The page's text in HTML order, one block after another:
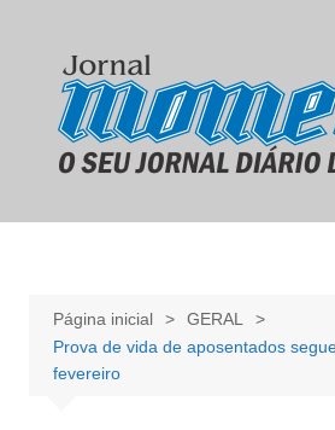
conteúdo
Página inicial
GERAL
Prova de vida de aposentados
fevereiro